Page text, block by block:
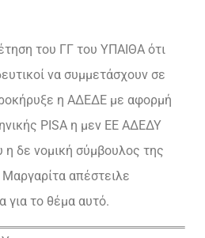
του ΓΓ του ΥΠΑΙΘΑ ότι
να συμμετάσχουν σε
η ΑΔΕΔΕ με αφορμή
PISA η μεν ΕΕ ΑΔΕΔΥ
δε νομική σύμβουλος της
απέστειλε
για το θέμα αυτό.